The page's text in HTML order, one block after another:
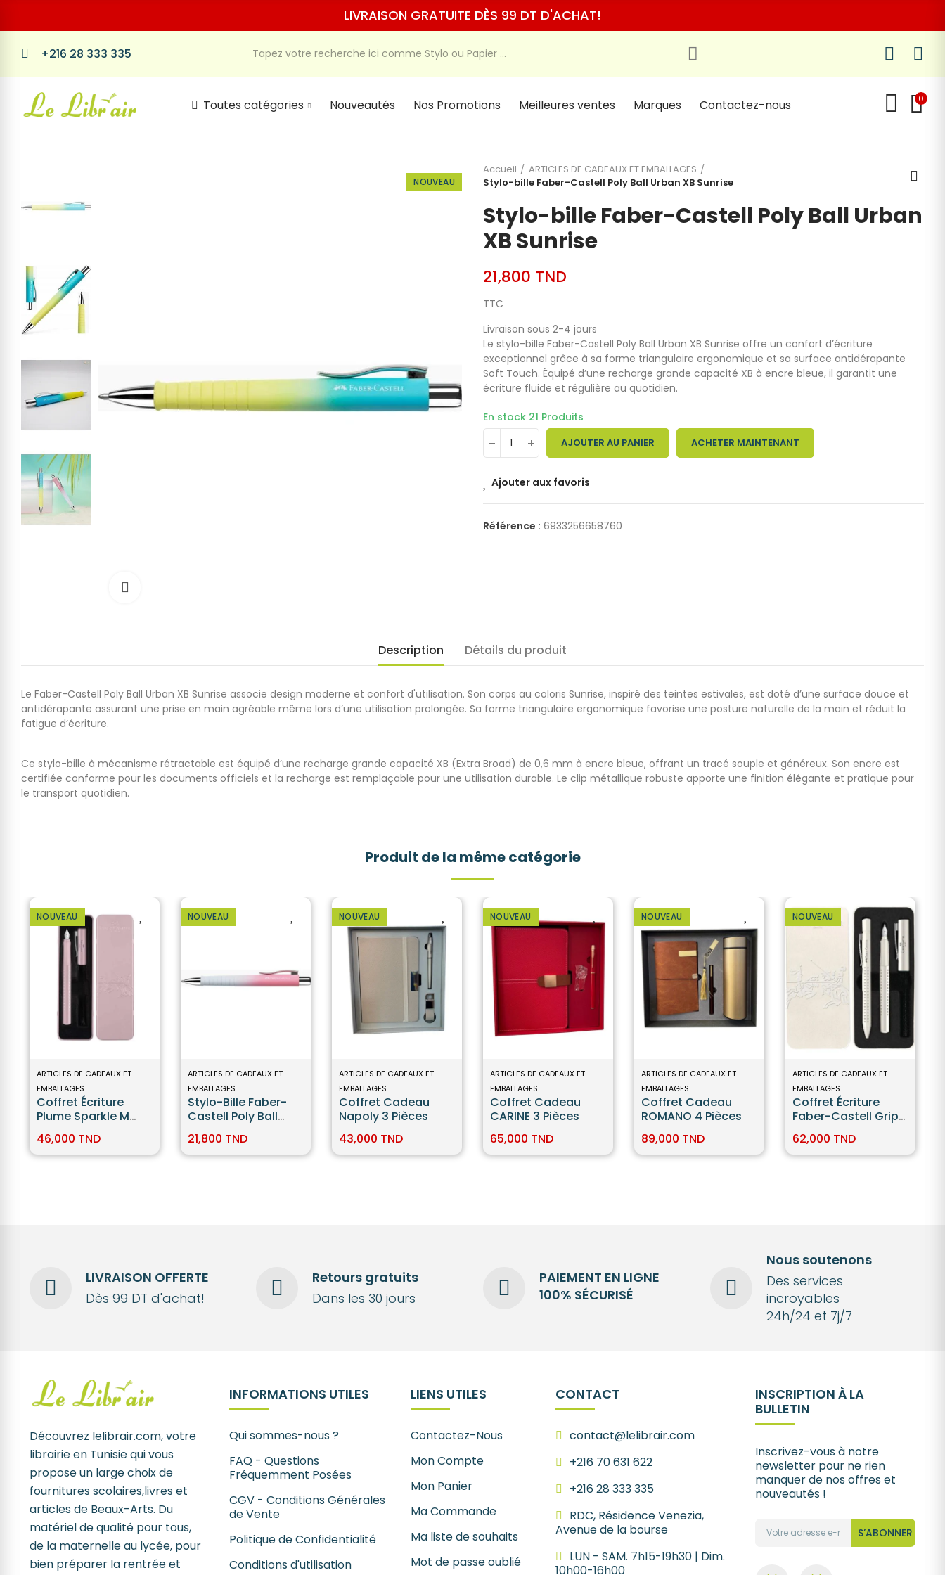
LIVRAISON GRATUITE DÈS 99 DT D'ACHAT!
+216 28 333 335
Toutes catégories Nouveautés Nos Promotions Meilleures ventes Marques Contactez-nous 0
NOUVEAU
Accueil
ARTICLES DE CADEAUX ET EMBALLAGES
Stylo-bille Faber-Castell Poly Ball Urban XB Sunrise
Stylo-bille Faber-Castell Poly Ball Urban
XB Sunrise
21,800 TND
TTC
Livraison sous 2-4 jours
Le stylo-bille Faber-Castell Poly Ball Urban XB Sunrise offre un confort d’écriture
exceptionnel grâce à sa forme triangulaire ergonomique et sa surface antidérapante
Soft Touch. Équipé d’une recharge grande capacité XB à encre bleue, il garantit une
écriture fluide et régulière au quotidien.
En stock 21 Produits
AJOUTER AU PANIER ACHETER MAINTENANT
Ajouter aux favoris
Référence : 6933256658760
Description Détails du produit
Le Faber-Castell Poly Ball Urban XB Sunrise associe design moderne et confort d'utilisation. Son corps au coloris Sunrise, inspiré des teintes estivales, est doté d’une surface douce et
antidérapante assurant une prise en main agréable même lors d’une utilisation prolongée. Sa forme triangulaire ergonomique favorise une posture naturelle de la main et réduit la
fatigue d’écriture.
Ce stylo-bille à mécanisme rétractable est équipé d’une recharge grande capacité XB (Extra Broad) de 0,6 mm à encre bleue, offrant un tracé souple et généreux. Son encre est
certifiée conforme pour les documents officiels et la recharge est remplaçable pour une utilisation durable. Le clip métallique robuste apporte une finition élégante et pratique pour
le transport quotidien.
Produit de la même catégorie
NOUVEAU
ARTICLES DE CADEAUX ET
EMBALLAGES
Coffret Écriture
Plume Sparkle M
46,000 TND
NOUVEAU
ARTICLES DE CADEAUX ET
EMBALLAGES
Stylo-Bille Faber-
Castell Poly Ball
21,800 TND
NOUVEAU
ARTICLES DE CADEAUX ET
EMBALLAGES
Coffret Cadeau
Napoly 3 Pièces
43,000 TND
NOUVEAU
ARTICLES DE CADEAUX ET
EMBALLAGES
Coffret Cadeau
CARINE 3 Pièces
65,000 TND
NOUVEAU
ARTICLES DE CADEAUX ET
EMBALLAGES
Coffret Cadeau
ROMANO 4 Pièces
89,000 TND
NOUVEAU
ARTICLES DE CADEAUX ET
EMBALLAGES
Coffret Écriture
Faber-Castell Grip
Coconut Milk –
Stylo-Plume M +
62,000 TND
LIVRAISON OFFERTE
Dès 99 DT d'achat!
Retours gratuits
Dans les 30 jours
PAIEMENT EN LIGNE
100% SÉCURISÉ
Nous soutenons
Des services
incroyables
24h/24 et 7j/7
Découvrez lelibrair.com, votre
librairie en Tunisie qui vous
propose un large choix de
fournitures scolaires,livres et
articles de Beaux-Arts. Du
matériel de qualité pour tous,
de la maternelle au lycée, pour
bien préparer la rentrée et
INFORMATIONS UTILES
Qui sommes-nous ?
FAQ - Questions
Fréquemment Posées
CGV - Conditions Générales
de Vente
Politique de Confidentialité
Conditions d'utilisation
LIENS UTILES
Contactez-Nous
Mon Compte
Mon Panier
Ma Commande
Ma liste de souhaits
Mot de passe oublié
CONTACT
contact@lelibrair.com
+216 70 631 622
+216 28 333 335
RDC, Résidence Venezia,
Avenue de la bourse
LUN - SAM. 7h15-19h30 | Dim.
10h00-16h00
INSCRIPTION À LA
BULLETIN
Inscrivez-vous à notre
newsletter pour ne rien
manquer de nos offres et
nouveautés !
S’ABONNER